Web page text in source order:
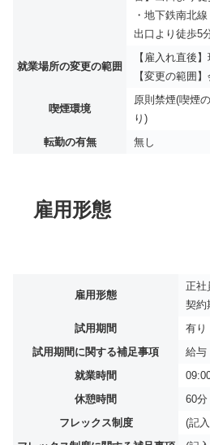
・地下鉄南北
出口より徒歩5
就業場所の変更の範囲
【雇入れ直後
【変更の範囲
喫煙環境
原則禁煙(喫煙
り)
転勤の有無
無し
雇用形態
雇用形態
正社
契約
試用期間
有り
試用期間に関する補足事項
給与
就業時間
休憩時間
60分
フレックス制度
(記